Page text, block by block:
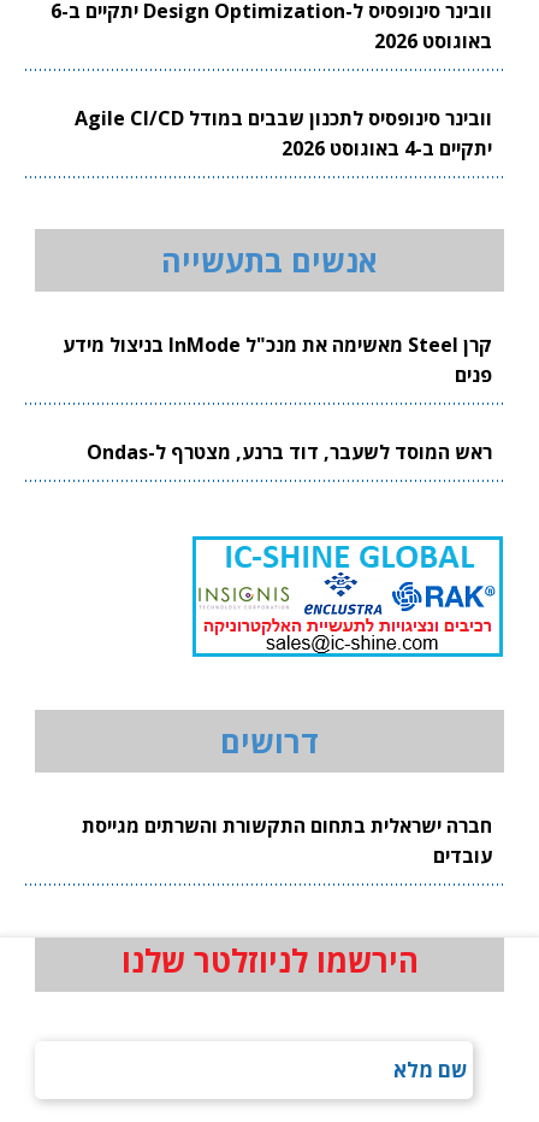
וובינר סינופסיס ל-Design Optimization יתקיים ב-6
באוגוסט 2026
וובינר סינופסיס לתכנון שבבים במודל Agile CI/CD
יתקיים ב-4 באוגוסט 2026
אנשים בתעשייה
קרן Steel מאשימה את מנכ"ל InMode בניצול מידע
פנים
ראש המוסד לשעבר, דוד ברנע, מצטרף ל-Ondas
דרושים
חברה ישראלית בתחום התקשורת והשרתים מגייסת
עובדים
הירשמו לניוזלטר שלנו